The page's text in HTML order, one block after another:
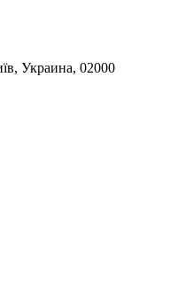
Украина, 02000